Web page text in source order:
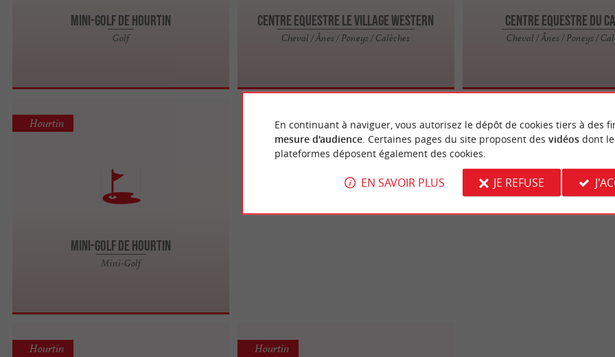
Mini-Golf de Hourtin
Golf
Centre Equestre Le Village Western
Cheval / Ânes / Poneys / Calèches
Centre Equestre du
Cheval / Ânes / Poneys /
Mini-Golf de Hourtin
Mini-Golf
Hourtin
Hourtin Hourtin
En continuant à naviguer, vous autorisez le dépôt de cookies tiers à des
mesure d'audience. Certaines pages du site proposent des vidéosdont
plateformes déposent également des cookies.
EN SAVOIR PLUS JE REFUSE